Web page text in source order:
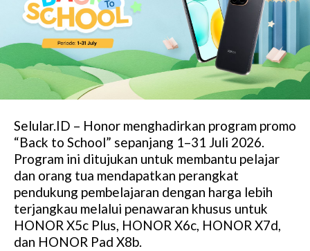
Selular.ID – Honor menghadirkan program promo
“Back to School” sepanjang 1–31 Juli 2026.
Program ini ditujukan untuk membantu pelajar
dan orang tua mendapatkan perangkat
pendukung pembelajaran dengan harga lebih
terjangkau melalui penawaran khusus untuk
HONOR X5c Plus, HONOR X6c, HONOR X7d,
dan HONOR Pad X8b.